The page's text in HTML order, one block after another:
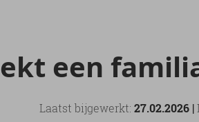
een
Laatst bijgewerkt: 27.02.2026 |